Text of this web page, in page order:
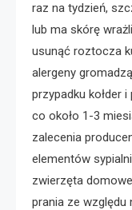
raz na tydzień,
lub ma skórę
usunąć roztocza
alergeny
przypadku kołder
co około 1-3
zalecenia
elementów
zwierzęta
prania ze względu